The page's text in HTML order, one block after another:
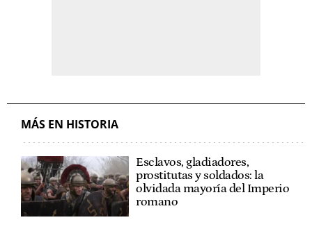
MÁS EN HISTORIA
Esclavos, gladiadores,
prostitutas y soldados: la
olvidada mayoría del Imperio
romano